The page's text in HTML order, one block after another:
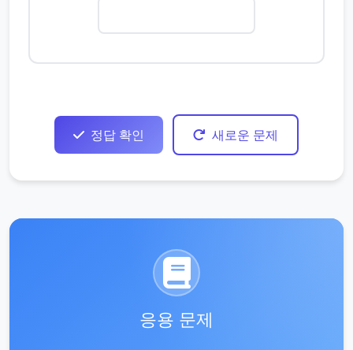
정답 확인 새로운 문제
응용 문제